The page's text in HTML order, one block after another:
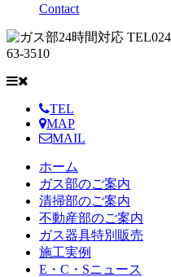
Contact
TEL
MAP
MAIL
ホーム
ガス部のご案内
清掃部のご案内
不動産部のご案内
ガス器具特別販売
施工実例
E・C・Sニュース